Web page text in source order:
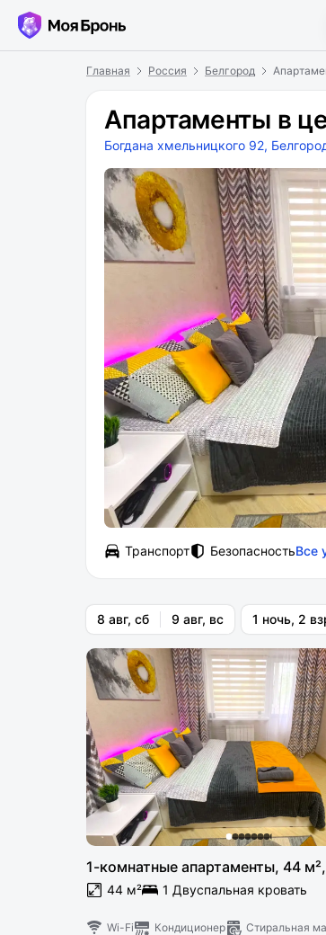
Главная Россия Белгород
Апартаменты в
Богдана хмельницкого 92,
Транспорт БезопасностьВсе
8 авг, сб 9 авг, вс 1 ночь, 2
1-комнатные апартаменты, 44
44 м² 1 Двуспальная кровать
Wi-Fi Кондиционер Стиральная